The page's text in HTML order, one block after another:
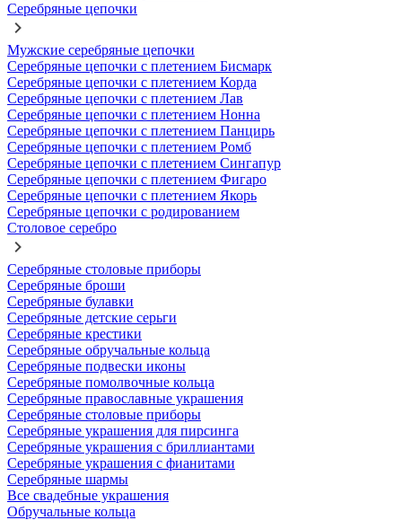
Серебряные цепочки
Мужские серебряные цепочки
Серебряные цепочки с плетением Бисмарк
Серебряные цепочки с плетением Корда
Серебряные цепочки с плетением Лав
Серебряные цепочки с плетением Нонна
Серебряные цепочки с плетением Панцирь
Серебряные цепочки с плетением Ромб
Серебряные цепочки с плетением Сингапур
Серебряные цепочки с плетением Фигаро
Серебряные цепочки с плетением Якорь
Серебряные цепочки с родированием
Столовое серебро
Серебряные столовые приборы
Серебряные броши
Серебряные булавки
Серебряные детские серьги
Серебряные крестики
Серебряные обручальные кольца
Серебряные подвески иконы
Серебряные помолвочные кольца
Серебряные православные украшения
Серебряные столовые приборы
Серебряные украшения для пирсинга
Серебряные украшения с бриллиантами
Серебряные украшения с фианитами
Серебряные шармы
Все свадебные украшения
Обручальные кольца